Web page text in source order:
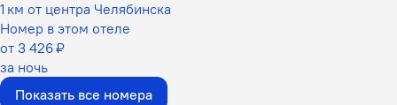
1 км от центра Челябинска
Номер в этом отеле
от 3 426 ₽
за ночь
Показать все номера